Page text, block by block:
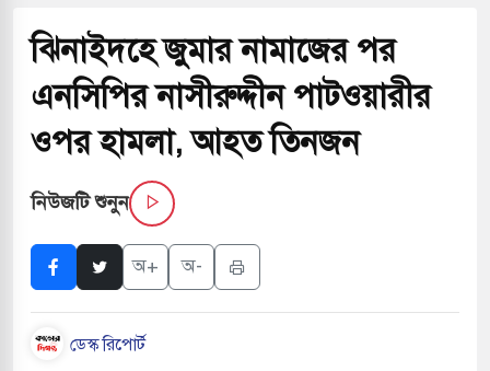
শহরমুখী হতে হবে না: স্বাস্থ্যমন্ত্রী
একসঙ্গে বসলে সমস্যার সমাধান সম্ভব:
অনুমতি ছাড়াই চলছে অবৈধ খেয়া নৌকা টোল আদায়
কুলাউড়া সীমান্তে বিএসএফের গুলিতে বাংলাদেশি
‘গঙ্গা জল’ ঢালার ঘোষণা হিন্দু রক্ষা দলের
ঝিনাইদহে জুমার নামাজের পর
এনসিপির নাসীরুদ্দীন পাটওয়ারীর
ওপর হামলা, আহত তিনজন
নিউজটি শুনুন
অ+ অ-
ডেস্ক রিপোর্ট